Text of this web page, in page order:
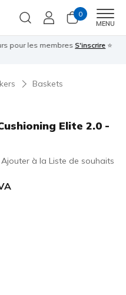
0
MENU
pour les membres S'inscrire ⭐
Baskets
Elite 2.0 -
Ajouter à la Liste de souhaits